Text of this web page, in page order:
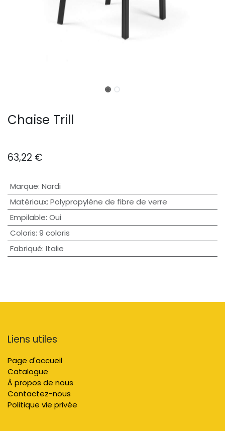
Chaise Trill
63,22 €
Marque: Nardi
Matériaux: Polypropylène de fibre de verre
Empilable: Oui
Coloris: 9 coloris
Fabriqué: Italie
Liens utiles
Page d'accueil
Catalogue
À propos de nous
Contactez-nous
Politique vie privée